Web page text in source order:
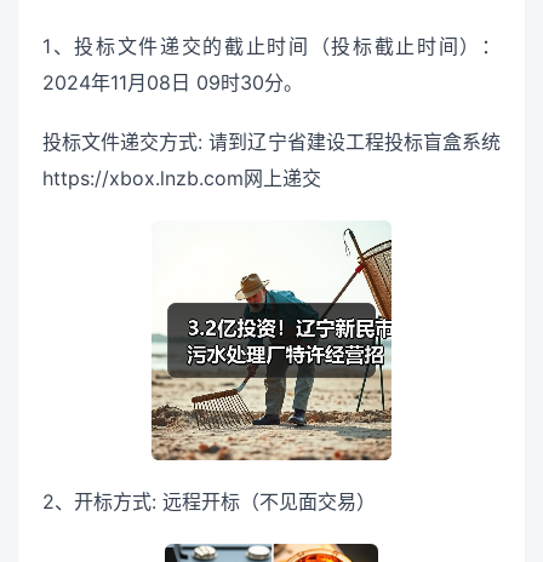
1、投标文件递交的截止时间（投标截止时间）：
2024年11月08日 09时30分。
投标文件递交方式: 请到辽宁省建设工程投标盲盒系统
https://xbox.lnzb.com网上递交
2、开标方式: 远程开标（不见面交易）